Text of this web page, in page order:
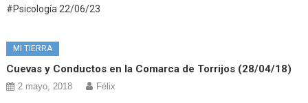
#Psicología 22/06/23
MI TIERRA
Cuevas y Conductos en la Comarca de Torrijos (28/04/18)
2 mayo, 2018 Félix